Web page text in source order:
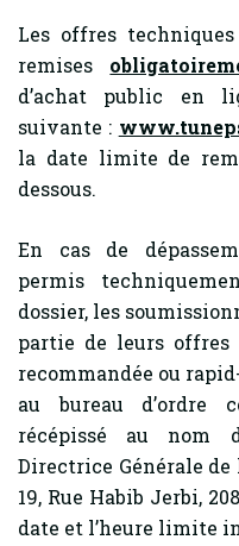
Les offres
remises
d’achat public en
suivante :
la date limite de
dessous.
En cas de
permis
dossier, les
partie de leurs
recommandée ou
au bureau d’ordre
récépissé au nom
Directrice Générale de
19, Rue Habib Jerbi,
date et l’heure limite